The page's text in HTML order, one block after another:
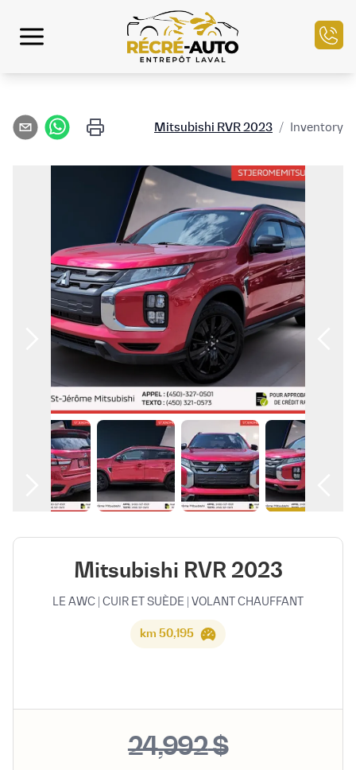
التمويل
بيع سيارتك
مركز الخدمة
تواصل معنا
العربية
Inventory
/
Mitsubishi RVR 2023
Mitsubishi RVR 2023
LE AWC | CUIR ET SUÈDE | VOLANT CHAUFFANT
50,195 km
$ 24,992